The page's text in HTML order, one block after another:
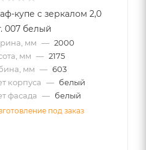
купе с зеркалом 2,0
007 белый
мм — 2000
мм — 2175
мм — 603
корпуса — белый
фасада — белый
под заказ